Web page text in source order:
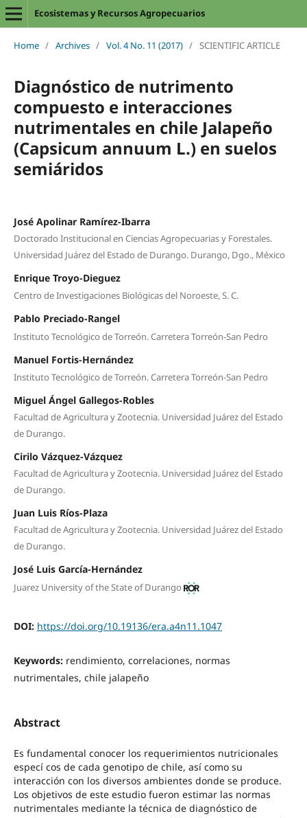
Ecosistemas y Recursos Agropecuarios
Home / Archives / Vol. 4 No. 11 (2017) / SCIENTIFIC ARTICLE
Diagnóstico de nutrimento
compuesto e interacciones
nutrimentales en chile Jalapeño
(Capsicum annuum L.) en suelos
semiáridos
José Apolinar Ramírez-Ibarra
Doctorado Institucional en Ciencias Agropecuarias y Forestales.
Universidad Juárez del Estado de Durango. Durango, Dgo., México
Enrique Troyo-Dieguez
Centro de Investigaciones Biológicas del Noroeste, S. C.
Pablo Preciado-Rangel
Instituto Tecnológico de Torreón. Carretera Torreón-San Pedro
Manuel Fortis-Hernández
Instituto Tecnológico de Torreón. Carretera Torreón-San Pedro
Miguel Ángel Gallegos-Robles
Facultad de Agricultura y Zootecnia. Universidad Juárez del Estado
de Durango.
Cirilo Vázquez-Vázquez
Facultad de Agricultura y Zootecnia. Universidad Juárez del Estado
de Durango.
Juan Luis Ríos-Plaza
Facultad de Agricultura y Zootecnia. Universidad Juárez del Estado
de Durango.
José Luis García-Hernández
Juarez University of the State of Durango
DOI: https://doi.org/10.19136/era.a4n11.1047
Keywords: rendimiento, correlaciones, normas
nutrimentales, chile jalapeño
Abstract
Es fundamental conocer los requerimientos nutricionales
especí cos de cada genotipo de chile, así como su
interacción con los diversos ambientes donde se produce.
Los objetivos de este estudio fueron estimar las normas
nutrimentales mediante la técnica de diagnóstico de